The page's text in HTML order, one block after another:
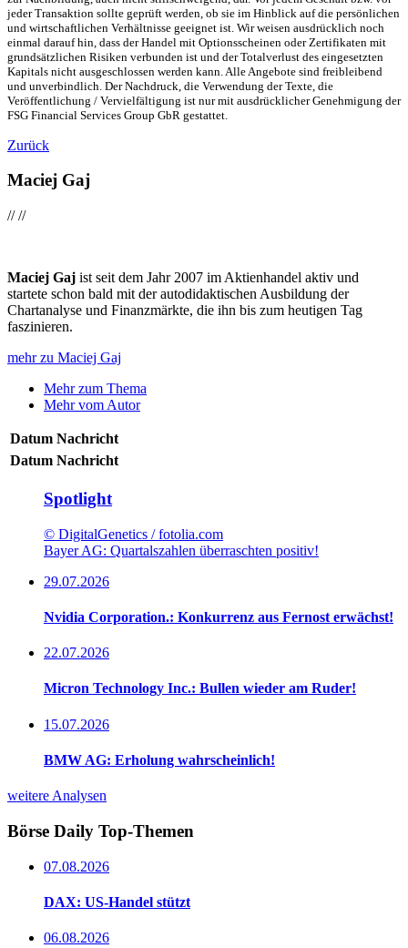
jeder Transaktion sollte geprüft werden, ob sie im Hinblick auf die persönlichen
und wirtschaftlichen Verhältnisse geeignet ist. Wir weisen ausdrücklich noch
einmal darauf hin, dass der Handel mit Optionsscheinen oder Zertifikaten mit
grundsätzlichen Risiken verbunden ist und der Totalverlust des eingesetzten
Kapitals nicht ausgeschlossen werden kann. Alle Angebote sind freibleibend
und unverbindlich. Der Nachdruck, die Verwendung der Texte, die
Veröffentlichung / Vervielfältigung ist nur mit ausdrücklicher Genehmigung der
FSG Financial Services Group GbR gestattet.
Zurück
Maciej Gaj
////
Maciej Gaj ist seit dem Jahr 2007 im Aktienhandel aktiv und
startete schon bald mit der autodidaktischen Ausbildung der
Chartanalyse und Finanzmärkte, die ihn bis zum heutigen Tag
faszinieren.
mehr zu Maciej Gaj
Mehr zum Thema
Mehr vom Autor
Datum Nachricht
Datum Nachricht
Spotlight
© DigitalGenetics / fotolia.com
Bayer AG: Quartalszahlen überraschten positiv!
29.07.2026
Nvidia Corporation.: Konkurrenz aus Fernost erwächst!
22.07.2026
Micron Technology Inc.: Bullen wieder am Ruder!
15.07.2026
BMW AG: Erholung wahrscheinlich!
weitere Analysen
Börse Daily Top-Themen
07.08.2026
DAX: US-Handel stützt
06.08.2026